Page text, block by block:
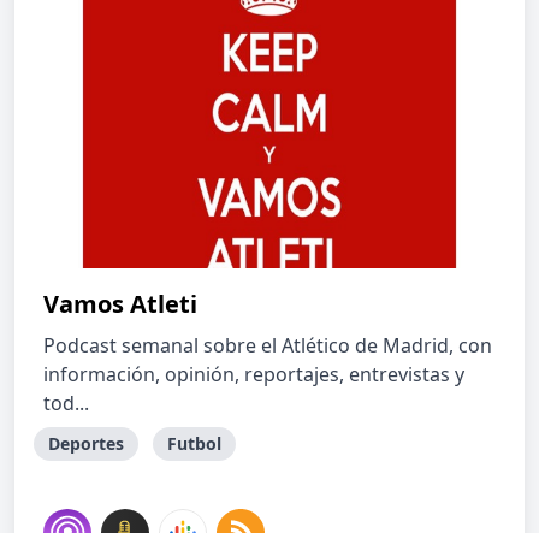
Vamos Atleti
Podcast semanal sobre el Atlético de Madrid, con
información, opinión, reportajes, entrevistas y
tod...
Deportes Futbol